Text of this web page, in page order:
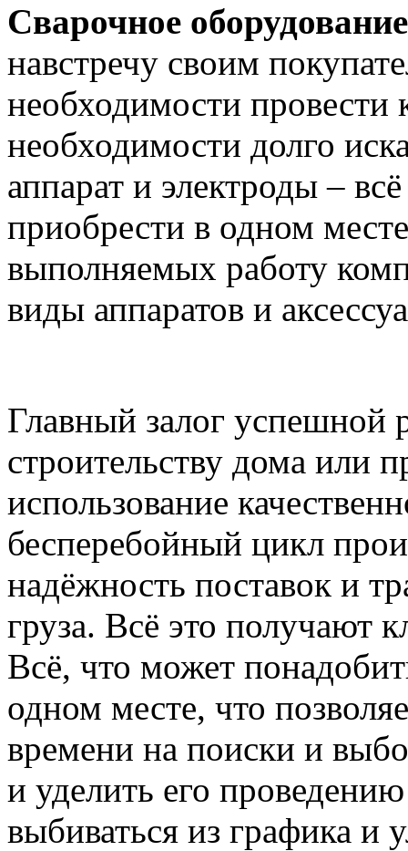
Сварочное оборудование
навстречу своим
необходимости провести
необходимости долго
аппарат и электроды –
приобрести в одном
выполняемых работу
виды аппаратов и
Главный залог успешной
строительству дома или
использование
бесперебойный цикл
надёжность поставок и
груза. Всё это получают
Всё, что может
одном месте, что
времени на поиски и
и уделить его
выбиваться из графика и